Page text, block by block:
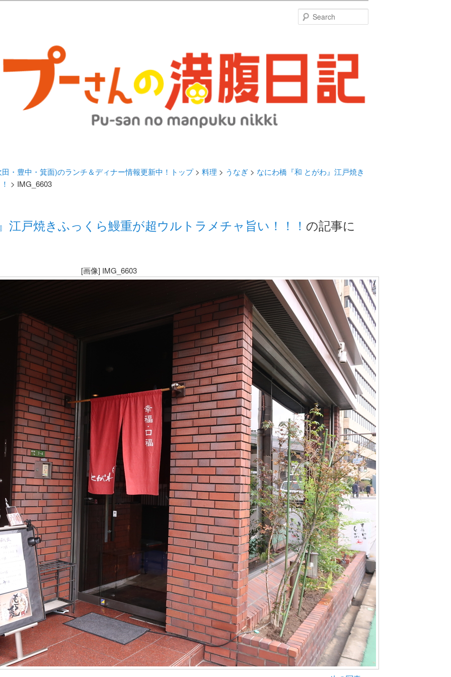
ンチ＆ディナー情報更新中！
・豊中・箕面)のランチ＆ディナー情報更新中！トップ> 料理 > うなぎ> なにわ橋『和 とがわ』江戸焼き
> IMG_6603
江戸焼きふっくら鰻重が超ウルトラメチャ旨い！！！ の記事に
[画像] IMG_6603